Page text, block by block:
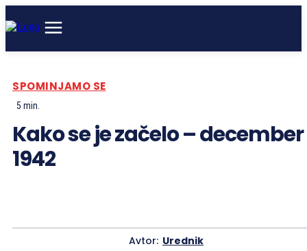
SPOMINJAMO SE
5 min.
Kako se je začelo – december
1942
Avtor: Urednik